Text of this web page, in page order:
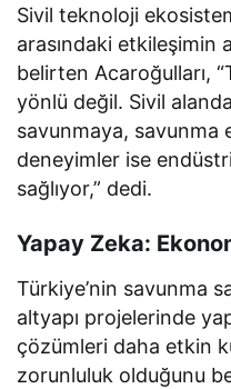
Sivil teknoloji
arasındaki etkileşimin
belirten Acaroğulları,
yönlü değil. Sivil
savunmaya, savunma
deneyimler ise
sağlıyor,” dedi.
Yapay Zeka:
Türkiye’nin savunma
altyapı projelerinde
çözümleri daha etkin
zorunluluk olduğunu